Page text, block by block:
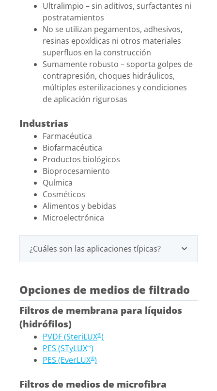
Ultralimpio – sin aditivos, surfactantes ni
postratamientos
No se utilizan pegamentos, adhesivos,
resinas epoxídicas ni otros materiales
superfluos en la construcción
Sumamente robusto – soporta golpes de
contrapresión, choques hidráulicos,
múltiples esterilizaciones y condiciones
de aplicación rigurosas
Industrias
Farmacéutica
Biofarmacéutica
Productos biológicos
Bioprocesamiento
Química
Cosméticos
Alimentos y bebidas
Microelectrónica
¿Cuáles son las aplicaciones típicas?
Opciones de medios de filtrado
Filtros de membrana para líquidos
(hidrófilos)
PVDF (SteriLUX®)
PES (STyLUX®)
PES (EverLUX®)
Filtros de medios de microfibra